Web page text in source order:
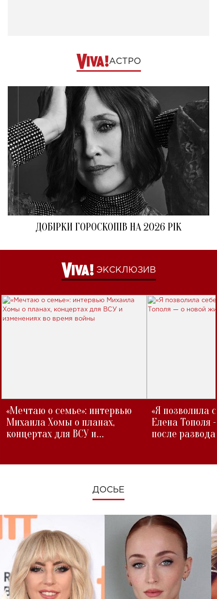
АСТРО
ДОБІРКИ ГОРОСКОПІВ НА 2026 РІК
ЭКСКЛЮЗИВ
«Мечтаю о семье»: интервью
Михаила Хомы о планах,
концертах для ВСУ и
«Я позволила
Елена Тополя
после развода
ДОСЬЕ